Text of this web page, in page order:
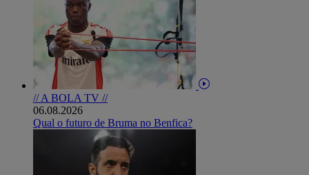
// A BOLA TV //
06.08.2026
Qual o futuro de Bruma no Benfica?